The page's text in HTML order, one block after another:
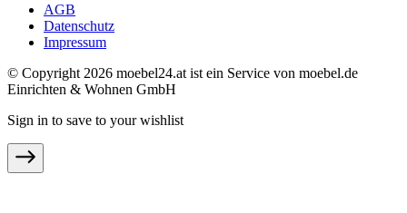
AGB
Datenschutz
Impressum
© Copyright 2026 moebel24.at ist ein Service von moebel.de
Einrichten & Wohnen GmbH
Sign in to save to your wishlist